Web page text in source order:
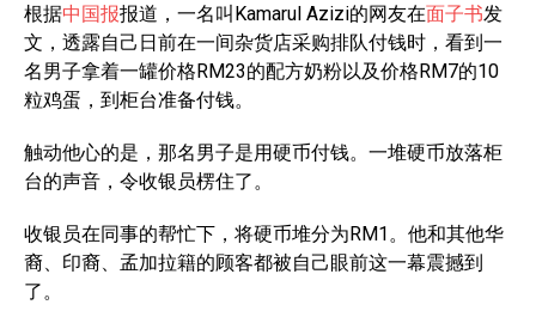
根据中国报报道，一名叫Kamarul Azizi的网友在面子书发
文，透露自己日前在一间杂货店采购排队付钱时，看到一
名男子拿着一罐价格RM23的配方奶粉以及价格RM7的10
粒鸡蛋，到柜台准备付钱。
触动他心的是，那名男子是用硬币付钱。一堆硬币放落柜
台的声音，令收银员楞住了。
收银员在同事的帮忙下，将硬币堆分为RM1。他和其他华
裔、印裔、孟加拉籍的顾客都被自己眼前这一幕震撼到
了。